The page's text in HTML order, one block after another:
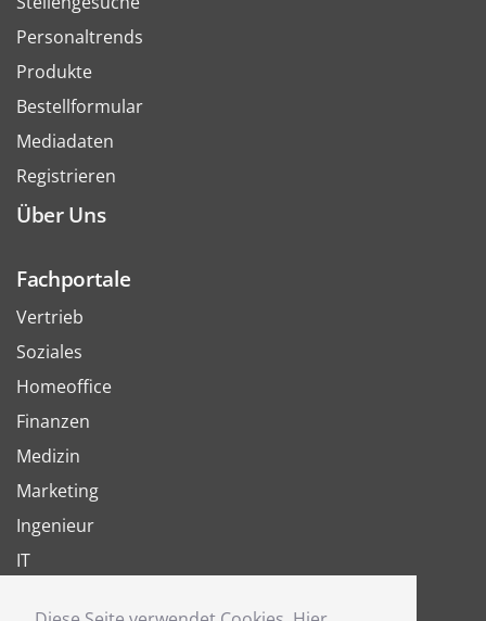
Personaltrends
Produkte
Bestellformular
Mediadaten
Registrieren
Über Uns
Fachportale
Vertrieb
Soziales
Homeoffice
Finanzen
Medizin
Marketing
Ingenieur
IT